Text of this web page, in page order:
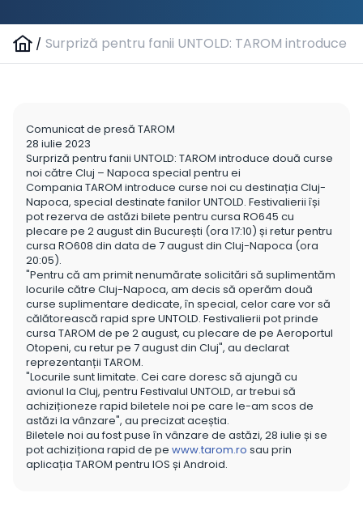
/ Surpriză pentru fanii UNTOLD: TAROM
Comunicat de presă TAROM
28 iulie 2023
Surpriză pentru fanii UNTOLD: TAROM introduce două curse
noi către Cluj – Napoca special pentru ei
Compania TAROM introduce curse noi cu destinația Cluj-
Napoca, special destinate fanilor UNTOLD. Festivalierii își
pot rezerva de astăzi bilete pentru cursa RO645 cu
plecare pe 2 august din București (ora 17:10) și retur pentru
cursa RO608 din data de 7 august din Cluj-Napoca (ora
20:05).
"Pentru că am primit nenumărate solicitări să suplimentăm
locurile către Cluj-Napoca, am decis să operăm două
curse suplimentare dedicate, în special, celor care vor să
călătorească rapid spre UNTOLD. Festivalierii pot prinde
cursa TAROM de pe 2 august, cu plecare de pe Aeroportul
Otopeni, cu retur pe 7 august din Cluj", au declarat
reprezentanții TAROM.
"Locurile sunt limitate. Cei care doresc să ajungă cu
avionul la Cluj, pentru Festivalul UNTOLD, ar trebui să
achiziționeze rapid biletele noi pe care le-am scos de
astăzi la vânzare", au precizat aceștia.
Biletele noi au fost puse în vânzare de astăzi, 28 iulie și se
pot achiziționa rapid de pe www.tarom.ro sau prin
aplicația TAROM pentru IOS și Android.